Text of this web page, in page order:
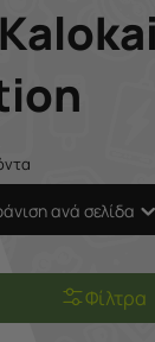
ανά σελίδα
Φίλτρα